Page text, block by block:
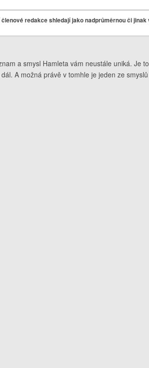
redakce shledají jako nadprůměrnou či jinak
a smysl Hamleta vám neustále uniká. Je
A možná právě v tomhle je jeden ze